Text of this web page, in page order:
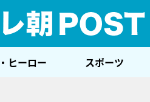
ヒーロー スポーツ